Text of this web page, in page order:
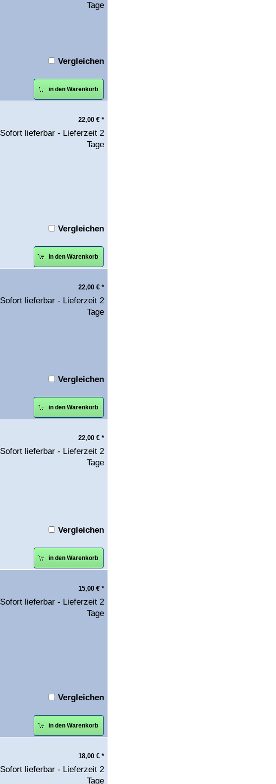
Tage
Vergleichen
in den Warenkorb
22,00 € *
Sofort lieferbar - Lieferzeit 2
Tage
Vergleichen
in den Warenkorb
22,00 € *
Sofort lieferbar - Lieferzeit 2
Tage
Vergleichen
in den Warenkorb
22,00 € *
Sofort lieferbar - Lieferzeit 2
Tage
Vergleichen
in den Warenkorb
15,00 € *
Sofort lieferbar - Lieferzeit 2
Tage
Vergleichen
in den Warenkorb
18,00 € *
Sofort lieferbar - Lieferzeit 2
Tage